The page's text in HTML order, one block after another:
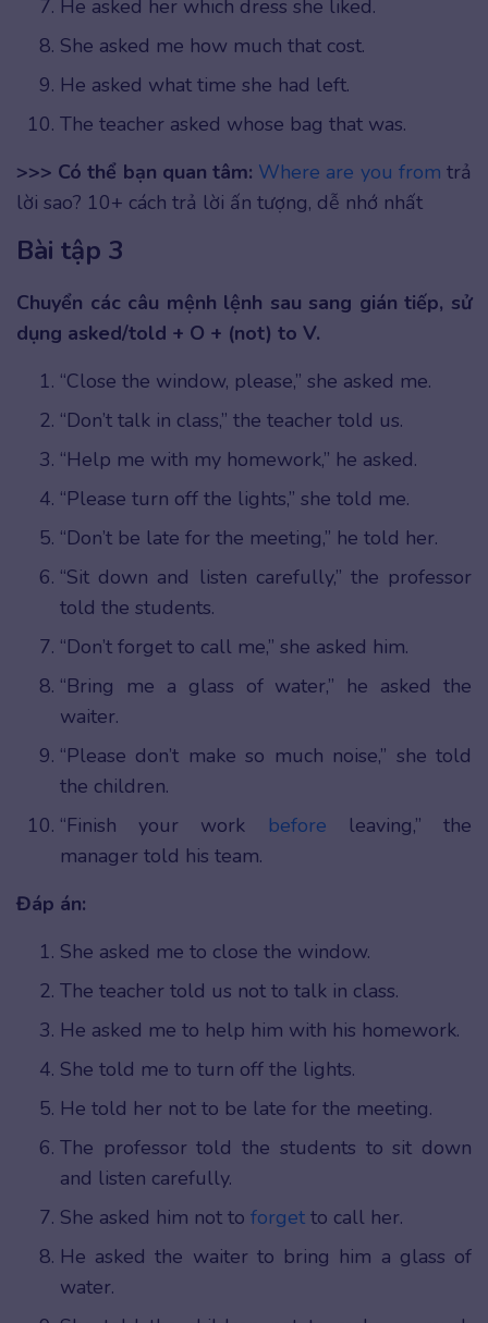
He asked her which dress she liked.
She asked me how much that cost.
He asked what time she had left.
The teacher asked whose bag that was.
>>> Có thể bạn quan tâm: Where are you from trả
lời sao? 10+ cách trả lời ấn tượng, dễ nhớ nhất
Bài tập 3
Chuyển các câu mệnh lệnh sau sang gián tiếp, sử
dụng asked/told + O + (not) to V.
“Close the window, please,” she asked me.
“Don’t talk in class,” the teacher told us.
“Help me with my homework,” he asked.
“Please turn off the lights,” she told me.
“Don’t be late for the meeting,” he told her.
“Sit down and listen carefully,” the professor
told the students.
“Don’t forget to call me,” she asked him.
“Bring me a glass of water,” he asked the
waiter.
“Please don’t make so much noise,” she told
the children.
“Finish your work before leaving,” the
manager told his team.
Đáp án:
She asked me to close the window.
The teacher told us not to talk in class.
He asked me to help him with his homework.
She told me to turn off the lights.
He told her not to be late for the meeting.
The professor told the students to sit down
and listen carefully.
She asked him not to forget to call her.
He asked the waiter to bring him a glass of
water.